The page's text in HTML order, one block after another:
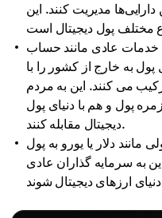
مدیریت کنند. این
خدمات عادی مانند حساب
به خارج از کشور را با
می کنند. این به مردم
پول و هم با دنیای پول
دیجیتال مقابله کنند.
مانند دلار یا یورو به پول
به سرمایه گذاران عادی